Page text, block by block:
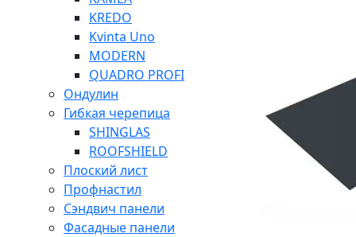
KREDO
Kvinta Uno
MODERN
QUADRO PROFI
Ондулин
Гибкая черепица
SHINGLAS
ROOFSHIELD
Плоский лист
Профнастил
Сэндвич панели
Фасадные панели